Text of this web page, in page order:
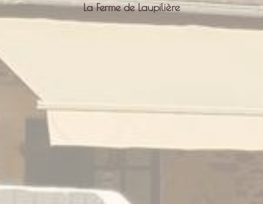
La Ferme de Laupilière